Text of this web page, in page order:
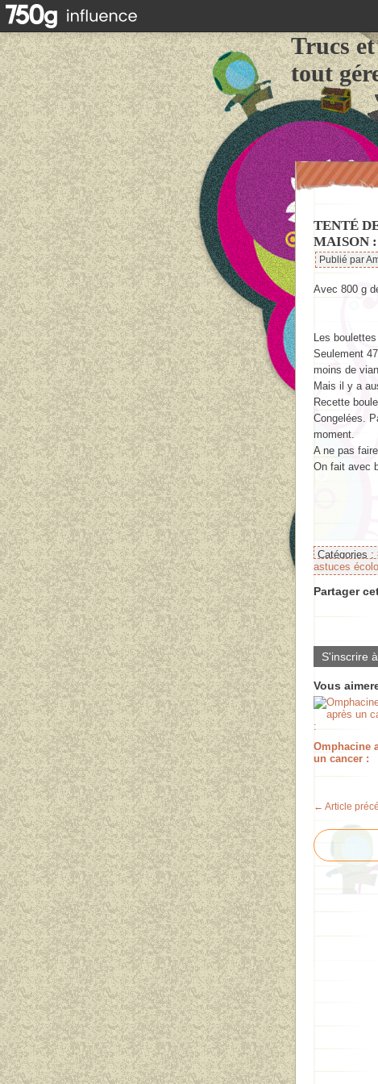
Trucs
tout
TENTÉ
MAISON :
Publié par
Avec 800 g
Les
Seulement
moins de
Mais il y a
Recette
Congelées.
moment.
A ne pas
On fait avec
Catégories :
astuces
Partager
S'inscrire
Vous
Omphacine
un cancer :
← Article